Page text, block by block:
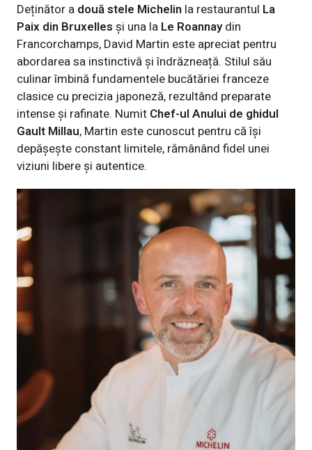
Deținător a două stele Michelin la restaurantul La
Paix din Bruxelles și una la Le Roannaydin
Francorchamps, David Martin este apreciat pentru
abordarea sa instinctivă și îndrăzneață. Stilul său
culinar îmbină fundamentele bucătăriei franceze
clasice cu precizia japoneză, rezultând preparate
intense și rafinate. Numit Chef-ul Anului de ghidul
Gault Millau, Martin este cunoscut pentru că își
depășește constant limitele, rămânând fidel unei
viziuni libere și autentice.